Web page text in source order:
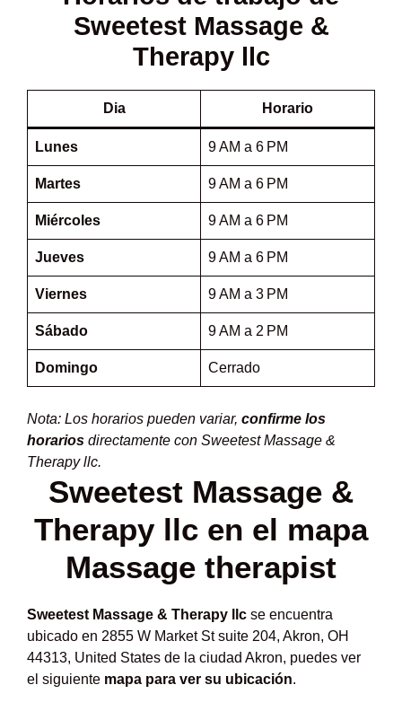
Sweetest Massage &
Therapy llc
Dia Horario
Lunes 9 AM a 6 PM
Martes 9 AM a 6 PM
Miércoles 9 AM a 6 PM
Jueves 9 AM a 6 PM
Viernes 9 AM a 3 PM
Sábado 9 AM a 2 PM
Domingo Cerrado
Nota: Los horarios pueden variar, confirme los
horarios directamente con Sweetest Massage &
Therapy llc.
Sweetest Massage &
Therapy llc en el mapa
Massage therapist
Sweetest Massage & Therapy llc se encuentra
ubicado en 2855 W Market St suite 204, Akron, OH
44313, United States de la ciudad Akron, puedes ver
el siguiente mapa para ver su ubicación.